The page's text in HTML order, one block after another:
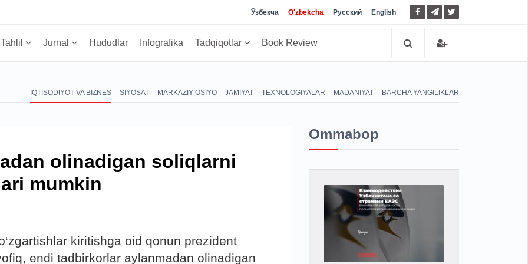
Ўзбекча O'zbekcha Русский English
Tahlil Jurnal Hududlar Infografika Tadqiqotlar Book Review
IQTISODIYOT VA BIZNES SIYOSAT MARKAZIY OSIYO JAMIYAT TEXNOLOGIYALAR MADANIYAT BARCHA YANGILIKLAR
olinadigan soliqlarni
mumkin
kiritishga oid qonun prezident
endi tadbirkorlar aylanmadan olinadigan
Ommabop